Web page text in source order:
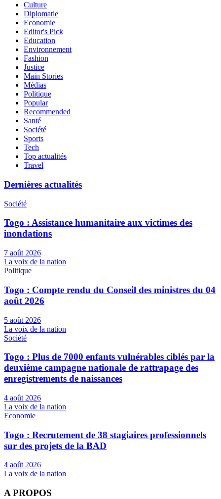
Culture
Diplomatie
Economie
Editor's Pick
Education
Environnement
Fashion
Justice
Main Stories
Médias
Politique
Popular
Recommended
Santé
Société
Sports
Tech
Top actualités
Travel
Dernières actualités
Société
Togo : Assistance humanitaire aux victimes des
inondations
7 août 2026
La voix de la nation
Politique
Togo : Compte rendu du Conseil des ministres du 04
août 2026
5 août 2026
La voix de la nation
Société
Togo : Plus de 7000 enfants vulnérables ciblés par la
deuxième campagne nationale de rattrapage des
enregistrements de naissances
4 août 2026
La voix de la nation
Economie
Togo : Recrutement de 38 stagiaires professionnels
sur des projets de la BAD
4 août 2026
La voix de la nation
A PROPOS